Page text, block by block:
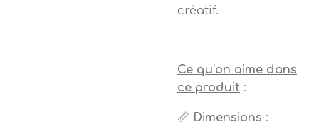
créatif.
Ce qu’on aime dans
ce produit :
📏 Dimensions :